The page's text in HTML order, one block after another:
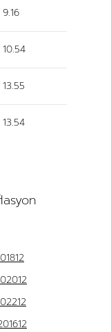
9.16
10.54
13.55
13.54